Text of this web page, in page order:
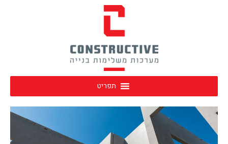
תפריט